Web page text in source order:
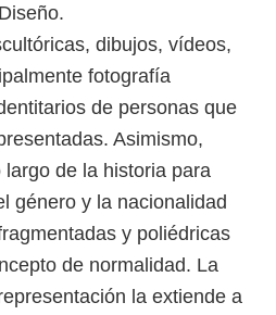
dibujos, vídeos,
fotografía
de personas que
Asimismo,
de la historia para
género y la nacionalidad
y poliédricas
de normalidad. La
la extiende a